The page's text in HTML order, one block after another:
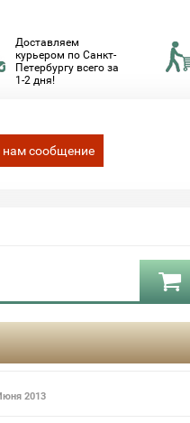
Доставляем
курьером по Санкт-
Петербургу всего за
1-2 дня!
нам сообщение
2013